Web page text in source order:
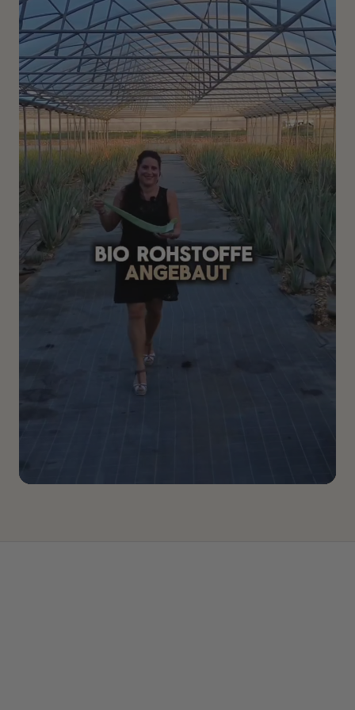
Hoch- & niedrigmolekulare Hyaluronsäure
Unsere My Luxury Lifting Cream kombiniert hoch- und
niedrigmolekulare Hyaluronsäure.
Hochmolekulare Hyaluronsäure
Bildet einen feuchtigkeitsspendenden Film auf der
Hautoberfläche und unterstützt ein glatter wirkendes
Hautbild.
Niedrigmolekulare Hyaluronsäure
Unterstützt ein intensiv durchfeuchtetes und
Kostbare Bio-Aktivstoffe
Pflegende Bio-Öle, die die Haut geschmeidig wirken